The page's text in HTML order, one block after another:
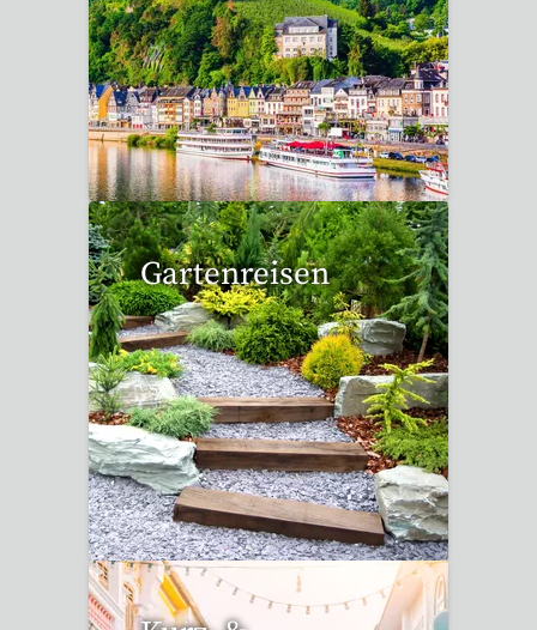
6 Reisen gefunden
Gartenreisen
3 Reisen gefunden